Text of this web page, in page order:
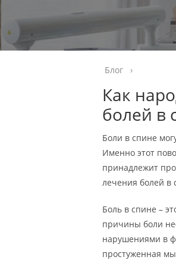
Блог ›
Как
болей в
Боли в спине
Именно этот
принадлежит
лечения болей в
Боль в спине –
причины боли
нарушениями в
простуженная